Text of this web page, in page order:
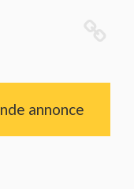
annonce